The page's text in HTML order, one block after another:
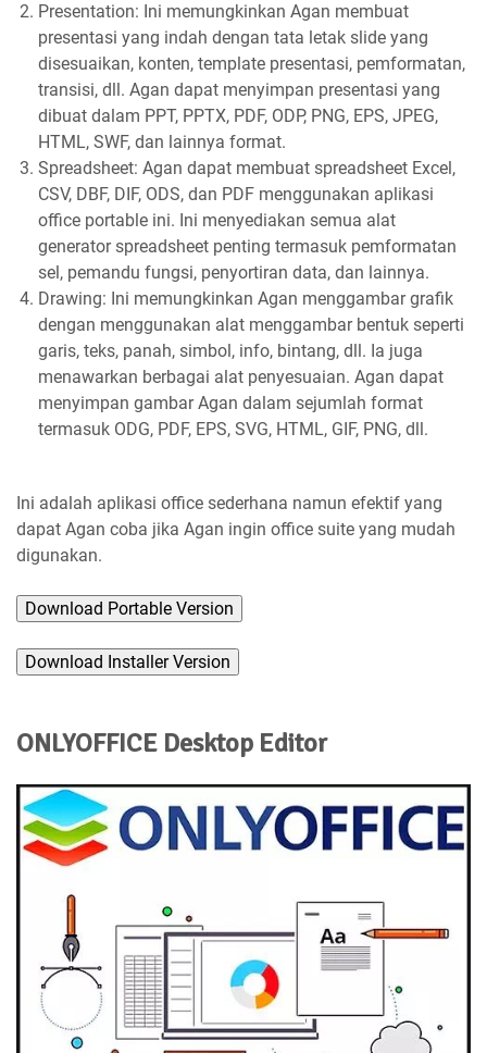
Presentation: Ini memungkinkan Agan membuat
presentasi yang indah dengan tata letak slide yang
disesuaikan, konten, template presentasi, pemformatan,
transisi, dll. Agan dapat menyimpan presentasi yang
dibuat dalam PPT, PPTX, PDF, ODP, PNG, EPS, JPEG,
HTML, SWF, dan lainnya format.
Spreadsheet: Agan dapat membuat spreadsheet Excel,
CSV, DBF, DIF, ODS, dan PDF menggunakan aplikasi
office portable ini. Ini menyediakan semua alat
generator spreadsheet penting termasuk pemformatan
sel, pemandu fungsi, penyortiran data, dan lainnya.
Drawing: Ini memungkinkan Agan menggambar grafik
dengan menggunakan alat menggambar bentuk seperti
garis, teks, panah, simbol, info, bintang, dll. Ia juga
menawarkan berbagai alat penyesuaian. Agan dapat
menyimpan gambar Agan dalam sejumlah format
termasuk ODG, PDF, EPS, SVG, HTML, GIF, PNG, dll.
Ini adalah aplikasi office sederhana namun efektif yang
dapat Agan coba jika Agan ingin office suite yang mudah
digunakan.
Download Portable Version
Download Installer Version
ONLYOFFICE Desktop Editor